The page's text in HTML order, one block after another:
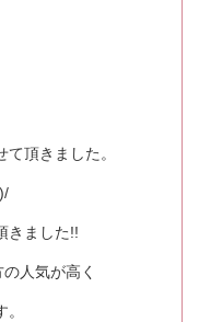
頂きました。
きました!!
人気が高く